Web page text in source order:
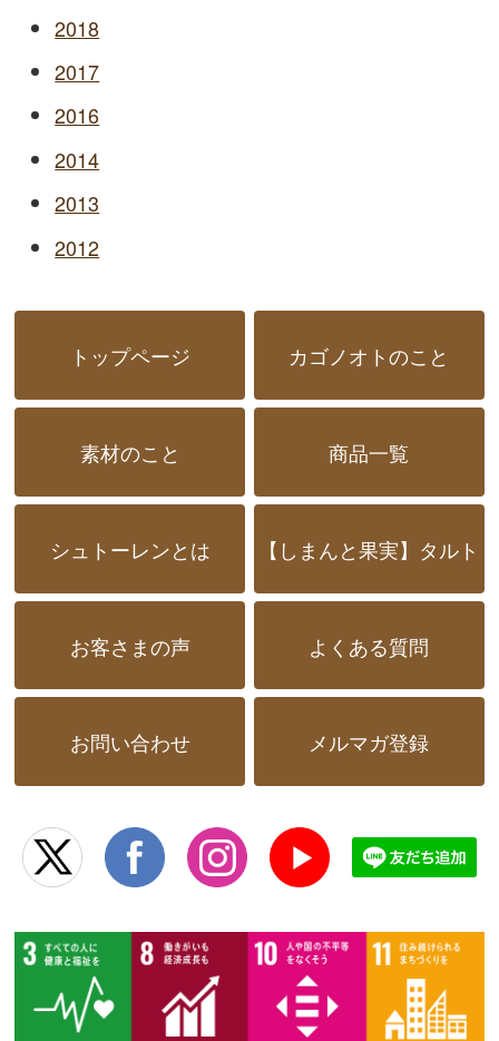
2018
2017
2016
2014
2013
2012
トップページ カゴノオトのこと
素材のこと 商品一覧
シュトーレンとは 【しまんと果実】タルト
お客さまの声 よくある質問
お問い合わせ メルマガ登録